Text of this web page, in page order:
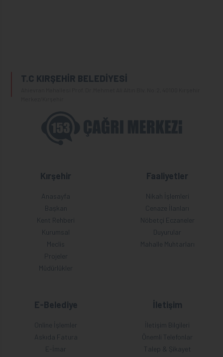
T.C KIRŞEHİR BELEDİYESİ
Kırşehir
Anasayfa
Başkan
Kent Rehberi
Kurumsal
Meclis
Projeler
Müdürlükler
Faaliyetler
Nikah İşlemleri
Cenaze İlanları
Nöbetçi Eczaneler
Duyurular
Mahalle Muhtarları
E-Belediye
Online İşlemler
Askıda Fatura
E-İmar
İletişim
İletişim Bilgileri
Önemli Telefonlar
Talep & Şikayet